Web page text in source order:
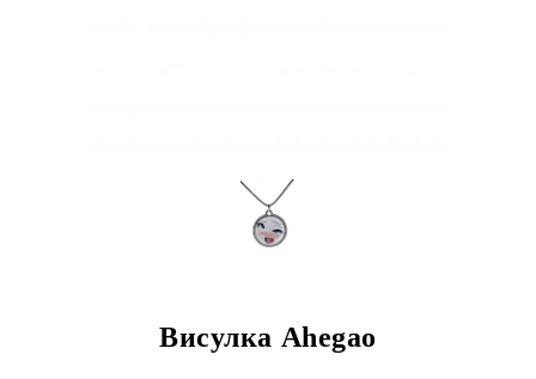
Висулка Ahegao